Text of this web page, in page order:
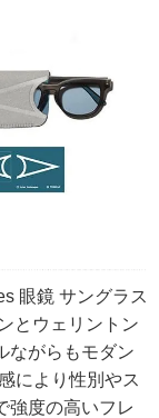
眼鏡 サングラス
とウェリントン
ながらもモダン
により性別やス
強度の高いフレ